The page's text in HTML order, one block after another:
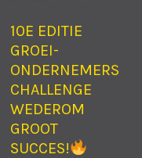
10E EDITIE
GROEI-
ONDERNEMERS
CHALLENGE
WEDEROM
GROOT
SUCCES!